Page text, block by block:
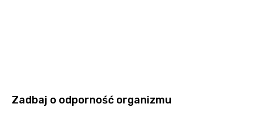
Zadbaj o odporność organizmu